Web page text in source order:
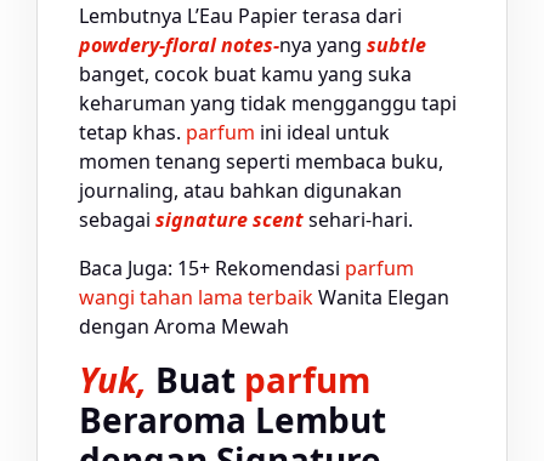
Lembutnya L’Eau Papier terasa dari
powdery-floral notes-nya yang subtle
banget, cocok buat kamu yang suka
keharuman yang tidak mengganggu tapi
tetap khas. parfum ini ideal untuk
momen tenang seperti membaca buku,
journaling, atau bahkan digunakan
sebagai signature scentsehari-hari.
Baca Juga: 15+ Rekomendasi parfum
wangi tahan lama terbaikWanita Elegan
dengan Aroma Mewah
Yuk, Buat parfum
Beraroma Lembut